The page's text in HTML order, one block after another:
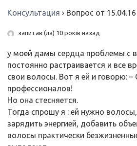
Консультация › Вопрос от 15.04.16
запитав (ла) 10 років назад
у моей дамы сердца проблемы с
постоянно растраивается и все
свои волосы. Вот я ей и говорю: –
профессионалов!
Но она стесняется.
Тогда спрошу я : ей нужно
зарядить энергией, добавить
волосы практически